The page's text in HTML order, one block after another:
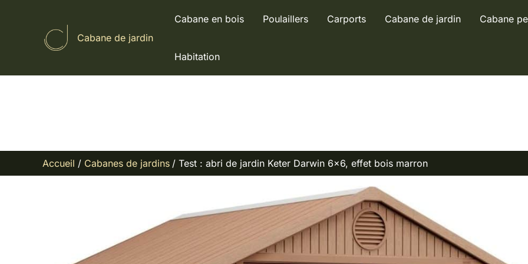
Cabane de jardin
Cabane en bois Poulaillers Carports Cabane de jardin Cabane
Habitation
Accueil Cabanes de jardins Test : abri de jardin Keter Darwin 6×6, effet bois marron